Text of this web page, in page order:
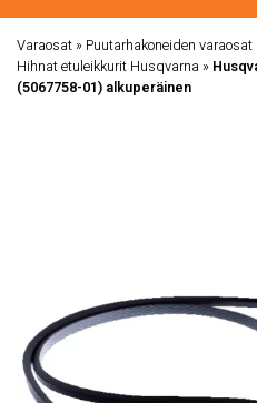
Varaosat » Puutarhakoneiden varaosat
Hihnat etuleikkurit Husqvarna »
(5067758-01) alkuperäinen